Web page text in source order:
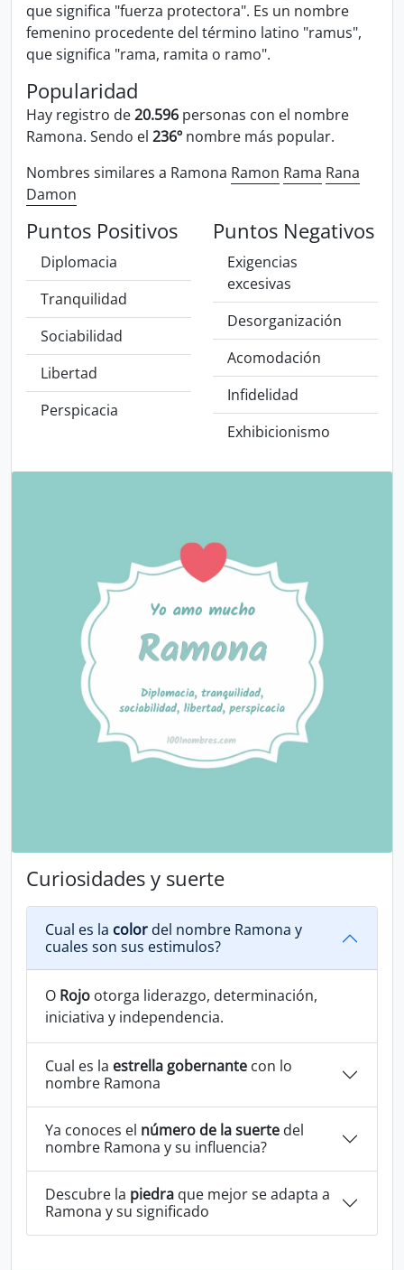
que significa "fuerza protectora". Es un nombre
femenino procedente del término latino "ramus",
que significa "rama, ramita o ramo".
Popularidad
Hay registro de20.596 personas con el nombre
Ramona. Sendo el 236º nombre más popular.
Nombres similares a Ramona Ramon Rama Rana
Damon
Puntos Positivos
Diplomacia
Tranquilidad
Sociabilidad
Libertad
Perspicacia
Puntos Negativos
Exigencias
excesivas
Desorganización
Acomodación
Infidelidad
Exhibicionismo
Curiosidades y suerte
Cual es la color del nombre Ramona y
cuales son sus estimulos?
O Rojo otorga liderazgo, determinación,
iniciativa y independencia.
Cual es la estrella gobernante con lo
nombre Ramona
Ya conoces el número de la suerte del
nombre Ramona y su influencia?
Descubre la piedra que mejor se adapta a
Ramona y su significado